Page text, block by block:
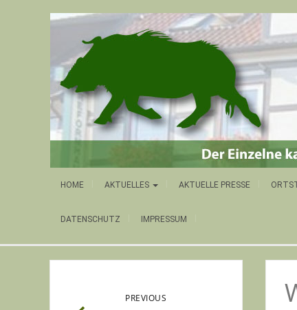
HOME AKTUELLES AKTUELLE PRESSE
DATENSCHUTZ IMPRESSUM
PREVIOUS